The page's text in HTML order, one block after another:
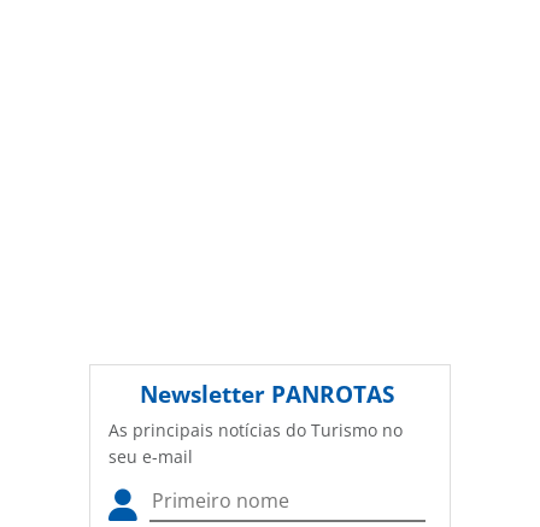
Newsletter PANROTAS
As principais notícias do Turismo no
seu e-mail